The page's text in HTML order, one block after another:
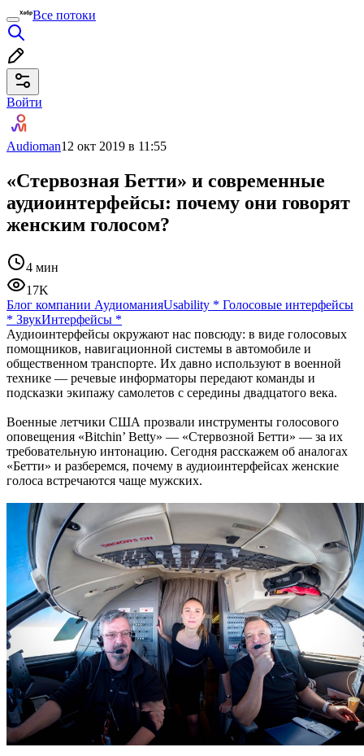
Все потоки
Войти
Audioman12 окт 2019 в 11:55
«Стервозная Бетти» и современные
аудиоинтерфейсы: почему они говорят
женским голосом?
4 мин
17K
Блог компании АудиоманияUsability * Голосовые интерфейсы
* ЗвукИнтерфейсы *
Аудиоинтерфейсы окружают нас повсюду: в виде голосовых
помощников, навигационной системы в автомобиле и
общественном транспорте. Их давно используют в военной
технике — речевые информаторы передают команды и
подсказки экипажу самолетов с середины двадцатого века.
Военные летчики США прозвали инструменты голосового
оповещения «Bitchin’ Betty» — «Стервозной Бетти» — за их
требовательную интонацию. Сегодня расскажем об аналогах
«Бетти» и разберемся, почему в аудиоинтерфейсах женские
голоса встречаются чаще мужских.